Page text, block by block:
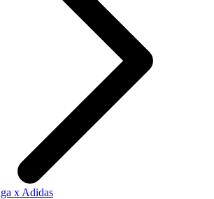
x Adidas